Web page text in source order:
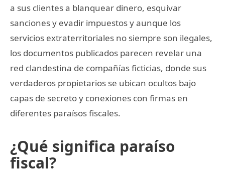
a sus clientes a blanquear dinero, esquivar
sanciones y evadir impuestos y aunque los
servicios extraterritoriales no siempre son ilegales,
los documentos publicados parecen revelar una
red clandestina de compañías ficticias, donde sus
verdaderos propietarios se ubican ocultos bajo
capas de secreto y conexiones con firmas en
diferentes paraísos fiscales.
¿Qué significa paraíso
fiscal?